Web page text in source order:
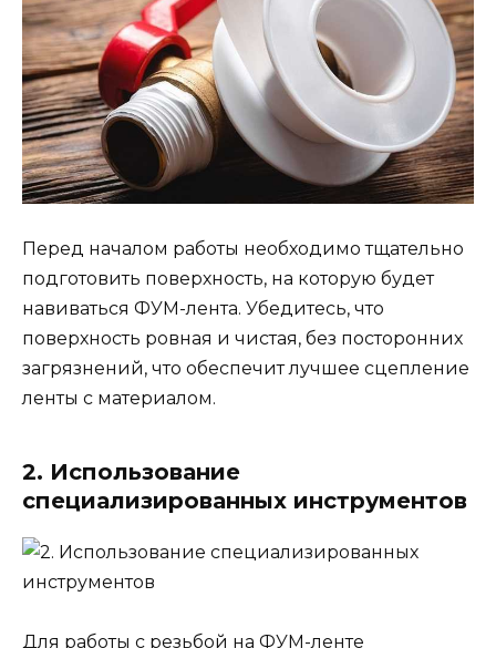
Перед началом работы необходимо тщательно
подготовить поверхность, на которую будет
навиваться ФУМ-лента. Убедитесь, что
поверхность ровная и чистая, без посторонних
загрязнений, что обеспечит лучшее сцепление
ленты с материалом.
2. Использование
специализированных инструментов
Для работы с резьбой на ФУМ-ленте